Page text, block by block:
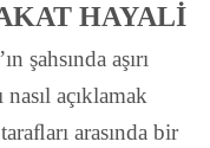
HAYALİ
şahsında aşırı
açıklamak
arasında bir